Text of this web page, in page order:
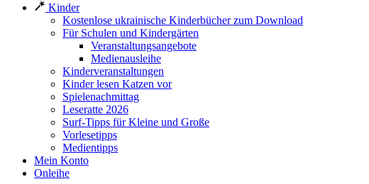
Kinder
Kostenlose ukrainische Kinderbücher zum Download
Für Schulen und Kindergärten
Veranstaltungsangebote
Medienausleihe
Kinderveranstaltungen
Kinder lesen Katzen vor
Spielenachmittag
Leseratte 2026
Surf-Tipps für Kleine und Große
Vorlesetipps
Medientipps
Mein Konto
Onleihe